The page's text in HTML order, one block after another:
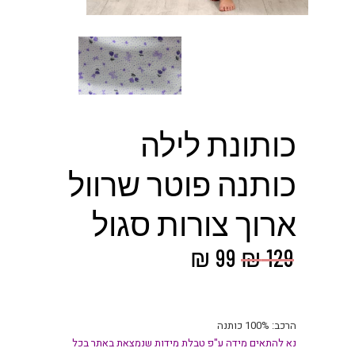
כותונת לילה
כותנה פוטר שרוול
ארוך צורות סגול
₪129
המחיר
₪ 129.
₪ 99
הרכב: 100% כותנה
נא להתאים מידה ע"פ טבלת מידות שנמצאת באתר בכל